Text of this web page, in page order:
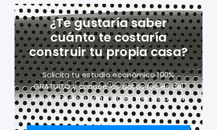
¿Te gustaría saber
cuánto te costaría
construir tu propia casa?
Solicita tu estudio económico 100%
GRATUITO y conoce los datos reales del
proyectode tu vivienda en menos de 24
horas.